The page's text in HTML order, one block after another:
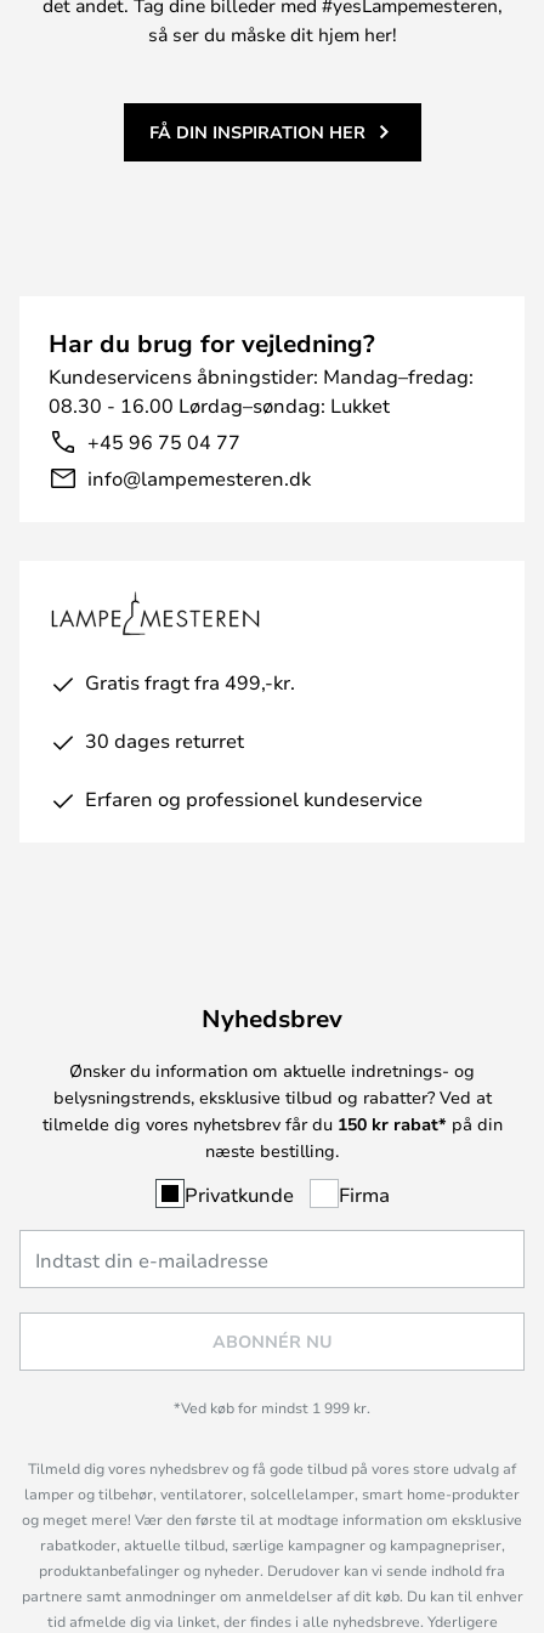
det andet. Tag dine billeder med #yesLampemesteren,
så ser du måske dit hjem her!
FÅ DIN INSPIRATION HER
Har du brug for vejledning?
Kundeservicens åbningstider: Mandag–fredag:
08.30 - 16.00 Lørdag–søndag: Lukket
+45 96 75 04 77
info@lampemesteren.dk
Gratis fragt fra 499,-kr.
30 dages returret
Erfaren og professionel kundeservice
Nyhedsbrev
Ønsker du information om aktuelle indretnings- og
belysningstrends, eksklusive tilbud og rabatter? Ved at
tilmelde dig vores nyhetsbrev får du 150 kr rabat* på din
næste bestilling.
Privatkunde Firma
ABONNÉR NU
*Ved køb for mindst 1 999 kr.
Tilmeld dig vores nyhedsbrev og få gode tilbud på vores store udvalg af
lamper og tilbehør, ventilatorer, solcellelamper, smart home-produkter
og meget mere! Vær den første til at modtage information om eksklusive
rabatkoder, aktuelle tilbud, særlige kampagner og kampagnepriser,
produktanbefalinger og nyheder. Derudover kan vi sende indhold fra
partnere samt anmodninger om anmeldelser af dit køb. Du kan til enhver
tid afmelde dig via linket, der findes i alle nyhedsbreve. Yderligere